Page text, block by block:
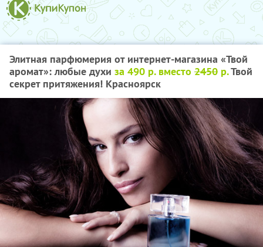
Элитная парфюмерия от интернет-магазина «Твой
аромат»: любые духи за 490 р. вместо 2450 р.Твой
секрет притяжения! Красноярск